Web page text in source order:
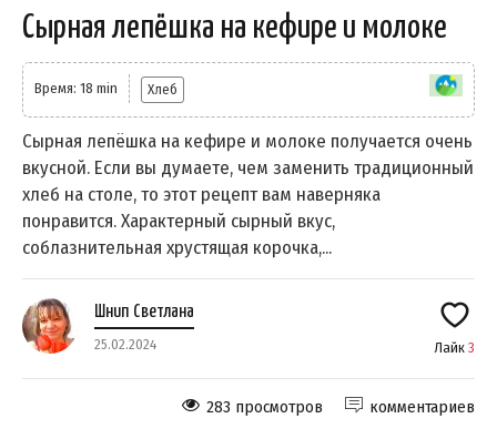
Сырная лепёшка на кефире и молоке
Время: 18 min Хлеб
Сырная лепёшка на кефире и молоке получается очень
вкусной. Если вы думаете, чем заменить традиционный
хлеб на столе, то этот рецепт вам наверняка
понравится. Характерный сырный вкус,
соблазнительная хрустящая корочка,...
Шнип Светлана
25.02.2024 Лайк 3
комментариев
283 просмотров